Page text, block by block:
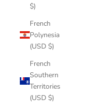
$)
French
Polynesia
(USD $)
French
Southern
Territories
(USD $)